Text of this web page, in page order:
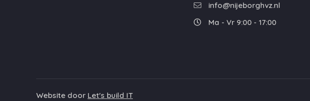
info@nijeborghvz.nl
Ma - Vr 9:00 - 17:00
Website door Let's build IT